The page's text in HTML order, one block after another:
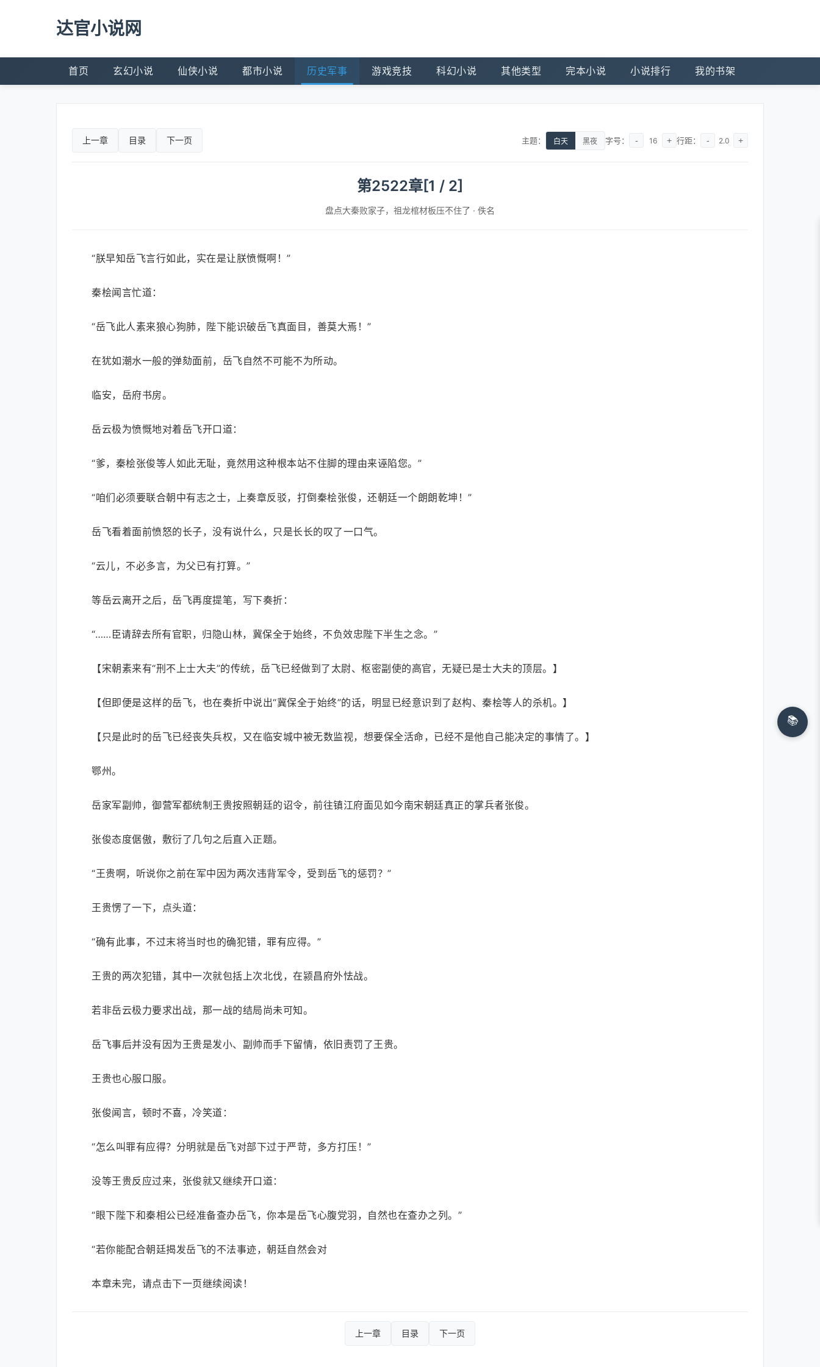
达官小说网
首页 玄幻小说 仙侠小说 都市小说 历史军事 游戏竞技 科幻小说 其他类型 完本小说 小说排行 我的书架
上一章 目录 下一页 主题： 白天 黑夜 字号： - 16 + 行距： - 2.0 +
第2522章[1 / 2]
盘点大秦败家子，祖龙棺材板压不住了 · 佚名
“朕早知岳飞言行如此，实在是让朕愤慨啊！”
秦桧闻言忙道：
“岳飞此人素来狼心狗肺，陛下能识破岳飞真面目，善莫大焉！”
在犹如潮水一般的弹劾面前，岳飞自然不可能不为所动。
临安，岳府书房。
岳云极为愤慨地对着岳飞开口道：
“爹，秦桧张俊等人如此无耻，竟然用这种根本站不住脚的理由来诬陷您。”
“咱们必须要联合朝中有志之士，上奏章反驳，打倒秦桧张俊，还朝廷一个朗朗乾坤！”
岳飞看着面前愤怒的长子，没有说什么，只是长长的叹了一口气。
“云儿，不必多言，为父已有打算。”
等岳云离开之后，岳飞再度提笔，写下奏折：
“……臣请辞去所有官职，归隐山林，冀保全于始终，不负效忠陛下半生之念。”
【宋朝素来有“刑不上士大夫”的传统，岳飞已经做到了太尉、枢密副使的高官，无疑已是士大夫的顶层。】
【但即便是这样的岳飞，也在奏折中说出“冀保全于始终”的话，明显已经意识到了赵构、秦桧等人的杀机。】
【只是此时的岳飞已经丧失兵权，又在临安城中被无数监视，想要保全活命，已经不是他自己能决定的事情了。】
鄂州。
岳家军副帅，御营军都统制王贵按照朝廷的诏令，前往镇江府面见如今南宋朝廷真正的掌兵者张俊。
张俊态度倨傲，敷衍了几句之后直入正题。
“王贵啊，听说你之前在军中因为两次违背军令，受到岳飞的惩罚？”
王贵愣了一下，点头道：
“确有此事，不过末将当时也的确犯错，罪有应得。”
王贵的两次犯错，其中一次就包括上次北伐，在颍昌府外怯战。
若非岳云极力要求出战，那一战的结局尚未可知。
岳飞事后并没有因为王贵是发小、副帅而手下留情，依旧责罚了王贵。
王贵也心服口服。
张俊闻言，顿时不喜，冷笑道：
“怎么叫罪有应得？分明就是岳飞对部下过于严苛，多方打压！”
没等王贵反应过来，张俊就又继续开口道：
“眼下陛下和秦相公已经准备查办岳飞，你本是岳飞心腹党羽，自然也在查办之列。”
“若你能配合朝廷揭发岳飞的不法事迹，朝廷自然会对
本章未完，请点击下一页继续阅读！
上一章 目录 下一页
📚